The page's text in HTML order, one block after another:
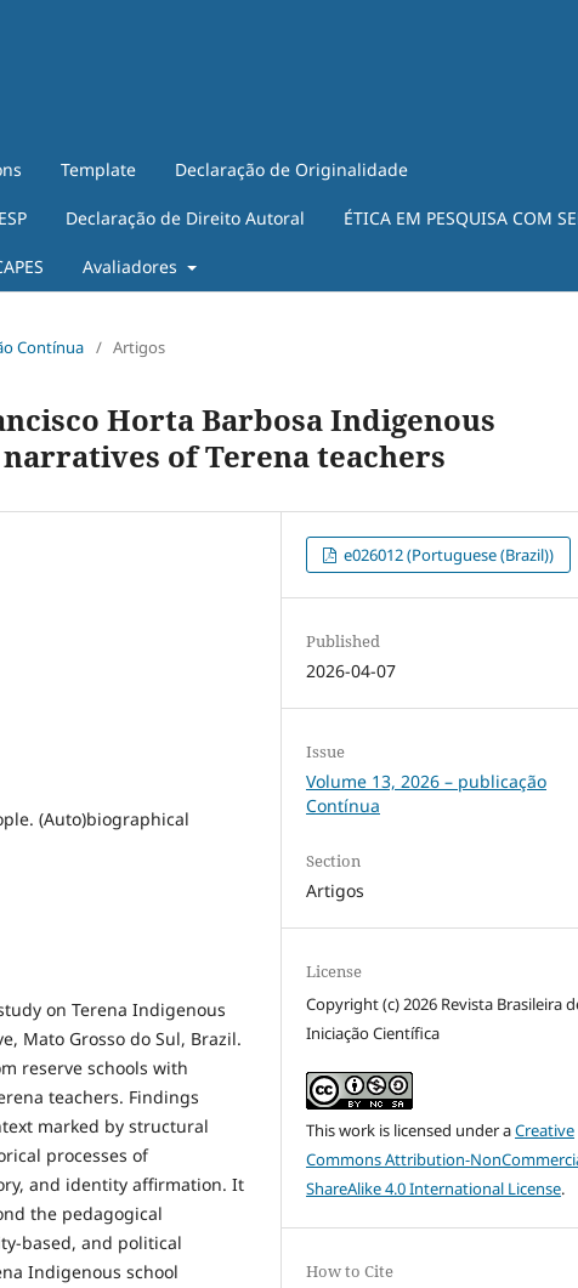
Template Declaração de Originalidade
Declaração de Direito Autoral ÉTICA EM PESQUISA COM
Avaliadores
Contínua / Artigos
Horta Barbosa Indigenous
of Terena teachers
(Auto)biographical
on Terena Indigenous
Mato Grosso do Sul, Brazil.
reserve schools with
teachers. Findings
marked by structural
processes of
and identity affirmation. It
the pedagogical
based, and political
Indigenous school
e026012 (Portuguese (Brazil))
Published
2026-04-07
Issue
Volume 13, 2026 – publicação
Contínua
Section
Artigos
License
Copyright (c) 2026 Revista Brasileira
Iniciação Científica
This work is licensed under aCreative
Commons Attribution-
ShareAlike 4.0 International License.
How to Cite